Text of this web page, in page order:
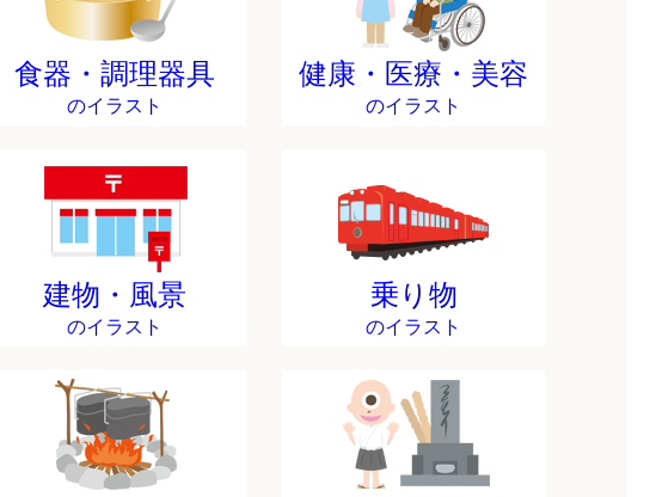
食器・調理器具
のイラスト
健康・医療・美容
のイラスト
建物・風景
のイラスト
乗り物
のイラスト